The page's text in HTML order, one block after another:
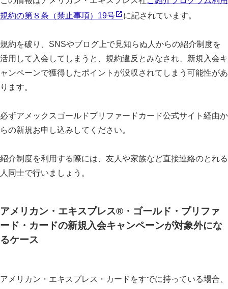
規約の第８条（禁止事項）19号
に記されています。
規約を破り、SNSやブログ上で見知らぬ人からの紹介制度を
活用して入会してしまうと、規約違反とみなされ、新規入会キ
ャンペーンで獲得したポイントが没収されてしまう可能性があ
ります。
必ずアメックスゴールドプリファードカード公式サイト経由か
らの新規お申し込みしてください。
紹介制度を利用する際には、友人や家族など直接連絡のとれる
人同士で行いましょう。
アメリカン・エキスプレス®・ゴールド・プリファ
ード・カードの新規入会キャンペーンが対象外にな
るケース
アメリカン・エキスプレス・カードをすでに持っている場合、